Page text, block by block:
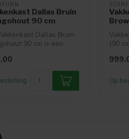
Dallas Bruin
90 cm
Dallas Bruin
90 cm is een
(90
kas...
Op